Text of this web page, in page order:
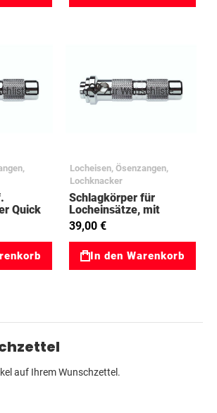
Quick
Zur Wunschliste
Locheisen, Ösenzangen,
Lochknacker
Schlagkörper für
Locheinsätze, mit
Aufnahme 97594119
39,00 €
In den Warenkorb
auf Ihrem Wunschzettel.